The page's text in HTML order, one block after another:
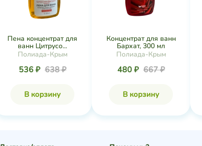
Пена концентрат для
ванн Цитрусо...
Полиада-Крым
536 ₽ 638 ₽
В корзину
Концентрат для ванн
Бархат, 300 мл
Полиада-Крым
480 ₽ 667 ₽
В корзину